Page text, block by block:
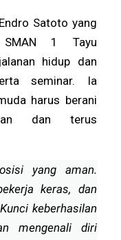
Satoto yang
SMAN 1 Tayu
hidup dan
seminar. Ia
harus berani
dan terus
yang aman.
keras, dan
keberhasilan
mengenali diri